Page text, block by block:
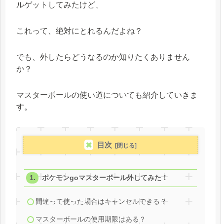
ルゲットしてみたけど、
これって、絶対にとれるんだよね？
でも、外したらどうなるのか知りたくありません
か？
マスターボールの使い道についても紹介していきま
す。
目次
ポケモンgoマスターボール外してみた！
間違って使った場合はキャンセルできる？
マスターボールの使用期限はある？